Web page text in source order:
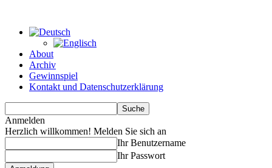
About
Archiv
Gewinnspiel
Kontakt und Datenschutzerklärung
Anmelden
Herzlich willkommen! Melden Sie sich an
Ihr Benutzername
Ihr Passwort